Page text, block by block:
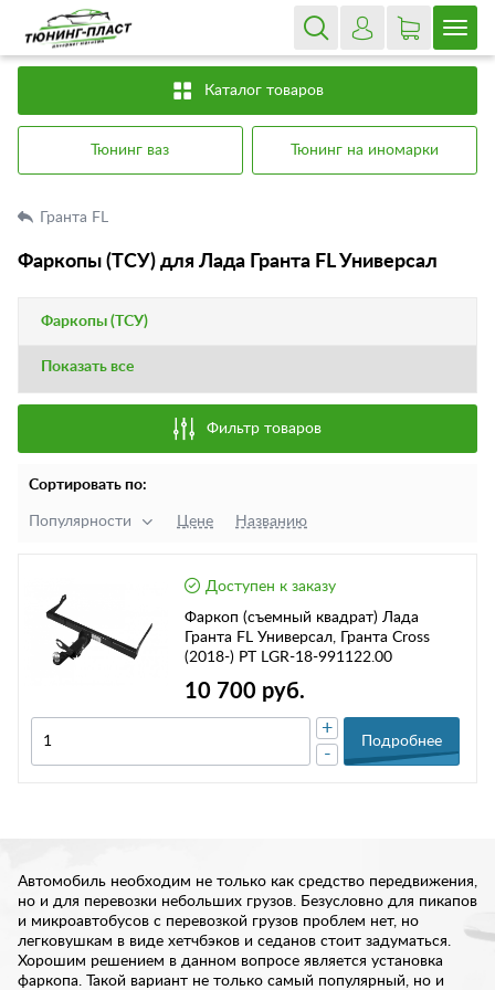
Каталог товаров
Тюнинг ваз Тюнинг на иномарки
Гранта FL
Фаркопы (ТСУ) для Лада Гранта FL Универсал
Фаркопы (ТСУ)
Показать все
Фильтр товаров
Сортировать по:
Популярности Цене Названию
Доступен к заказу
Фаркоп (съемный квадрат) Лада
Гранта FL Универсал, Гранта Cross
(2018-) РТ LGR-18-991122.00
10 700 руб.
-
+
Подробнее
Автомобиль необходим не только как средство передвижения,
но и для перевозки небольших грузов. Безусловно для пикапов
и микроавтобусов с перевозкой грузов проблем нет, но
легковушкам в виде хетчбэков и седанов стоит задуматься.
Хорошим решением в данном вопросе является установка
фаркопа. Такой вариант не только самый популярный, но и